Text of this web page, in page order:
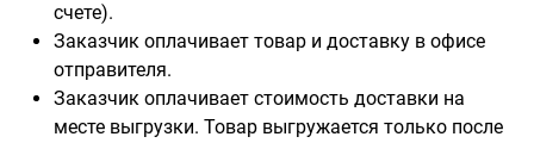
счете).
Заказчик оплачивает товар и доставку в офисе
отправителя.
Заказчик оплачивает стоимость доставки на
месте выгрузки. Товар выгружается только после